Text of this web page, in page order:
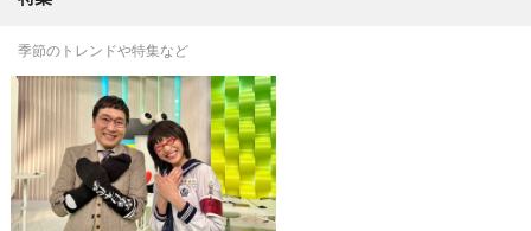
季節のトレンドや特集など